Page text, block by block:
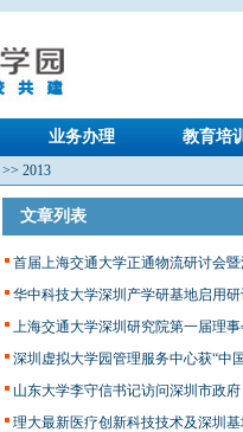
业务办理 教育培
>> 2013
文章列表
首届上海交通大学正通物流研讨会
华中科技大学深圳产学研基地启用
上海交通大学深圳研究院第一届理
深圳虚拟大学园管理服务中心获“中
山东大学李守信书记访问深圳市政
理大最新医疗创新科技技术及深圳